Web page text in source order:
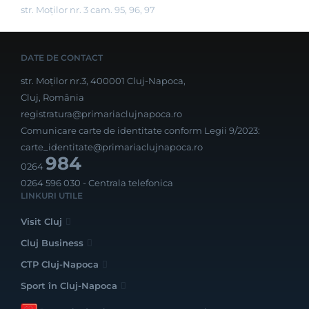
str. Moților nr. 3 cam. 95, 96, 97
DATE DE CONTACT
str. Moților nr.3, 400001 Cluj-Napoca,
Cluj, România
registratura@primariaclujnapoca.ro
Comunicare carte de identitate conform Legii 9/2023:
carte_identitate@primariaclujnapoca.ro
0264984
0264 596 030 - Centrala telefonica
LINKURI UTILE
Visit Cluj
Cluj Business
CTP Cluj-Napoca
Sport în Cluj-Napoca